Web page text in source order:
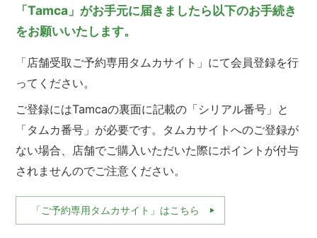
「Tamca」がお手元に届きましたら以下のお手続き
をお願いいたします。
「店舗受取ご予約専用タムカサイト」にて会員登録を行
ってください。
ご登録にはTamcaの裏面に記載の「シリアル番号」と
「タムカ番号」が必要です。タムカサイトへのご登録が
ない場合、店舗でご購入いただいた際にポイントが付与
されませんのでご注意ください。
「ご予約専用タムカサイト」はこちら